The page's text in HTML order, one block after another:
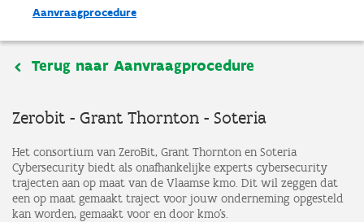
Aanvraagprocedure
Terug naar Aanvraagprocedure
Zerobit - Grant Thornton - Soteria
Het consortium van ZeroBit, Grant Thornton en Soteria
Cybersecurity biedt als onafhankelijke experts cybersecurity
trajecten aan op maat van de Vlaamse kmo. Dit wil zeggen dat
een op maat gemaakt traject voor jouw onderneming opgesteld
kan worden, gemaakt voor en door kmo’s.